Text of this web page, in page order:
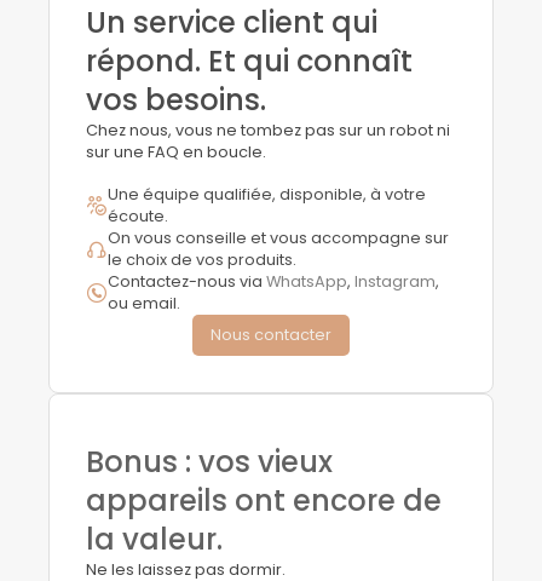
Un service client qui
répond. Et qui connaît
vos besoins.
Chez nous, vous ne tombez pas sur un robot ni
sur une FAQ en boucle.
Une équipe qualifiée, disponible, à votre
écoute.
On vous conseille et vous accompagne sur
le choix de vos produits.
Contactez-nous viaWhatsApp,Instagram,
ou email.
Nous contacter
Bonus : vos vieux
appareils ont encore de
la valeur.
Ne les laissez pas dormir.